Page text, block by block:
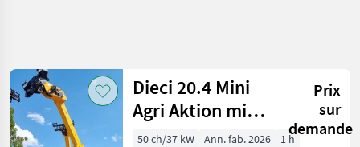
Dieci 20.4 Mini
Agri Aktion mit
Österreichpaket
Prix
sur
demande
50 ch/37 kW Ann. fab. 2026
1 h